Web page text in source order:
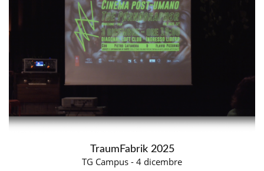
TraumFabrik 2025
TG Campus - 4 dicembre